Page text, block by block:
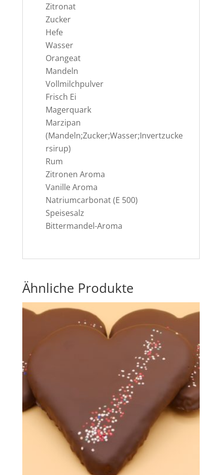
Zitronat
Zucker
Hefe
Wasser
Orangeat
Mandeln
Vollmilchpulver
Frisch Ei
Magerquark
Marzipan
(Mandeln;Zucker;Wasser;Invertzucke
rsirup)
Rum
Zitronen Aroma
Vanille Aroma
Natriumcarbonat (E 500)
Speisesalz
Bittermandel-Aroma
Ähnliche Produkte